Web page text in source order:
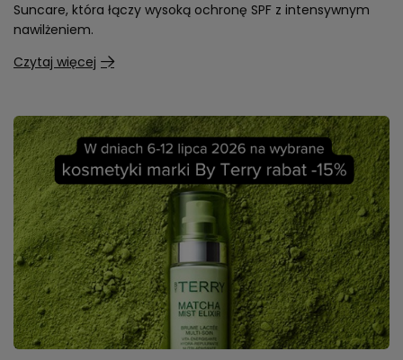
Suncare, która łączy wysoką ochronę SPF z intensywnym
nawilżeniem.
Czytaj więcej